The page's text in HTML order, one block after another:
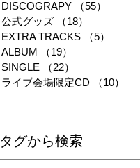
DISCOGRAPY
（55）
公式グッズ
（18）
EXTRA TRACKS
（5）
ALBUM
（19）
SINGLE
（22）
ライブ会場限定CD
（10）
タグから検索